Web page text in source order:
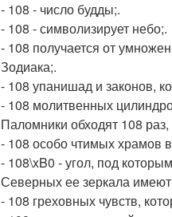
- 108 - число будды;.
- 108 - символизирует небо;.
- 108 получается от
Зодиака;.
- 108 упанишад и законов,
- 108 молитвенных
Паломники обходят 108
- 108 особо чтимых храмов
- 108\xB0 - угол, под
Северных ее зеркала
- 108 греховных чувств,